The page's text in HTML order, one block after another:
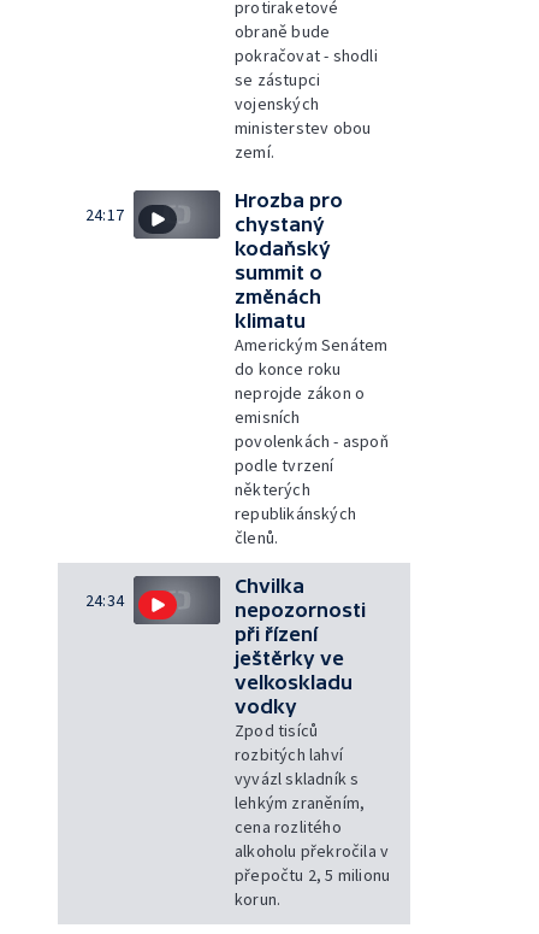
protiraketové
obraně bude
pokračovat - shodli
se zástupci
vojenských
ministerstev obou
zemí.
24:17
Hrozba pro
chystaný
kodaňský
summit o
změnách
klimatu
Americkým Senátem
do konce roku
neprojde zákon o
emisních
povolenkách - aspoň
podle tvrzení
některých
republikánských
členů.
24:34
Chvilka
nepozornosti
při řízení
ještěrky ve
velkoskladu
vodky
Zpod tisíců
rozbitých lahví
vyvázl skladník s
lehkým zraněním,
cena rozlitého
alkoholu překročila v
přepočtu 2, 5 milionu
korun.